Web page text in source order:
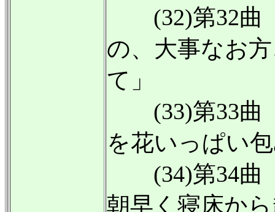
(32)第32曲
の、大事なお
て」
(33)第33曲
を花いっぱい
(34)第34曲
朝早く寝床か